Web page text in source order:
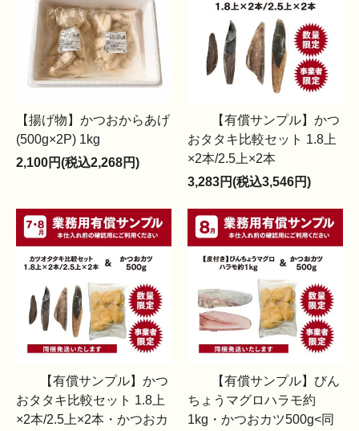
【揚げ物】かつおからあげ
(500g×2P) 1kg
2,100円(税込2,268円)
【有償サンプル】かつ
おタタキ比較セット 1.8上
×2本/2.5上×2本
3,283円(税込3,546円)
【有償サンプル】かつ
おタタキ比較セット 1.8上
×2本/2.5上×2本・かつおカ
【有償サンプル】びん
ちょうマグロハラモ約
1kg・かつおカツ500g<同